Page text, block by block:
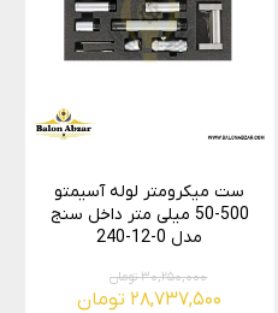
ست میکرومتر لوله آسیمتو
500-50 میلی متر داخل سنج
مدل 0-12-240
۳۰,۲۵۰,۰۰۰ تومان
۲۸,۷۳۷,۵۰۰ تومان